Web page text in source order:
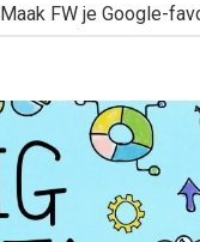
Maak FW je Google-